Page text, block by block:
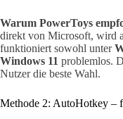
Warum PowerToys
direkt von Microsoft, wird
funktioniert sowohl unter
Windows 11 problemlos.
Nutzer die beste Wahl.
Methode 2: AutoHotkey –